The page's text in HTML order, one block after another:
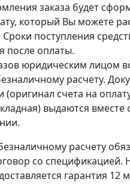
заказа будет
который Вы можете
поступления
после оплаты.
юридическим лицом
расчету.
(оригинал счета на
выдаются вместе
расчету
со спецификацией.
гарантия 12